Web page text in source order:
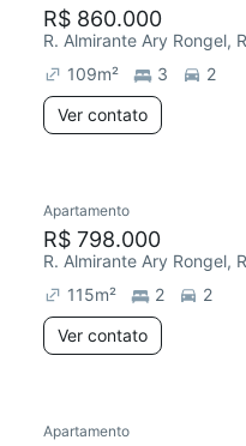
R$ 860.000
R. Almirante Ary Rongel,
109m² 3
2
Ver contato
Chegou este mês
Apartamento
R$ 798.000
R. Almirante Ary Rongel,
115m² 2
2
Ver contato
Chegou este mês
Apartamento